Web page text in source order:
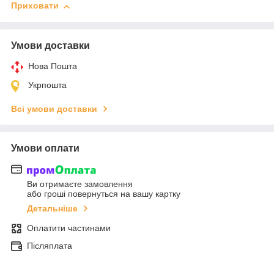
Приховати
Умови доставки
Нова Пошта
Укрпошта
Всі умови доставки
Умови оплати
Ви отримаєте замовлення
або гроші повернуться на вашу картку
Детальніше
Оплатити частинами
Післяплата